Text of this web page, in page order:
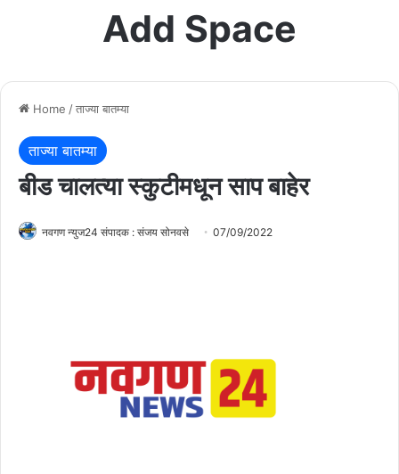
Add Space
Home /ताज्या बातम्या
ताज्या बातम्या
बीड चालत्या स्कुटीमधून साप बाहेर
नवगण न्युज24 संपादक : संजय सोनवसे 07/09/2022